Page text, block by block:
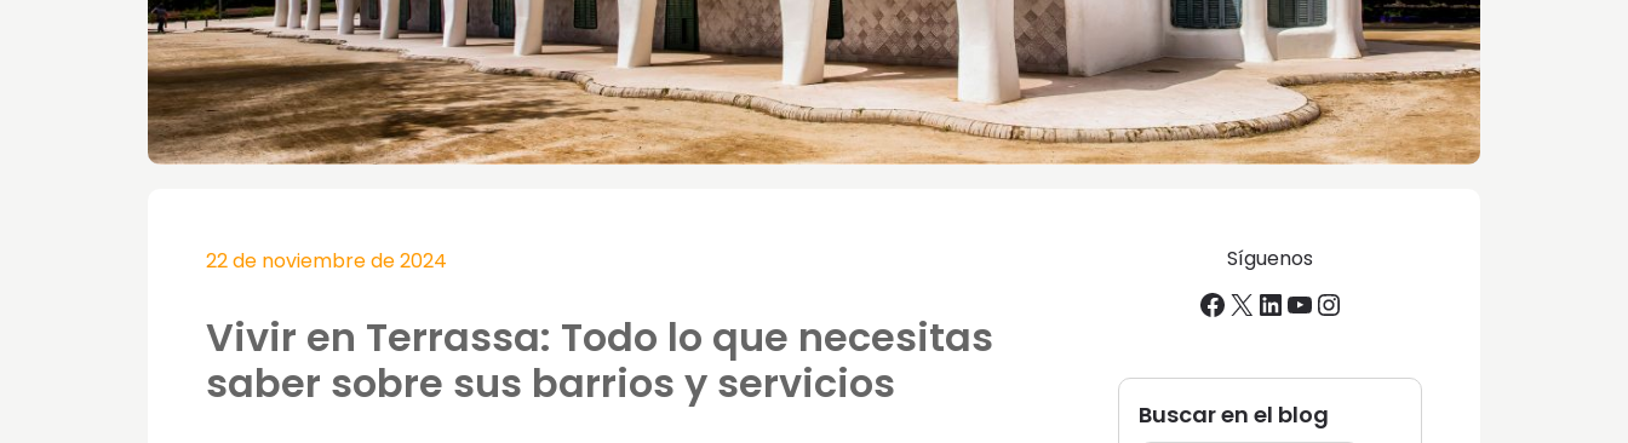
22 de noviembre de 2024
Vivir en Terrassa: Todo lo que necesitas
saber sobre sus barrios y servicios
Síguenos
Facebook
X LinkedIn
YouTube
Instagram
Buscar en el blog